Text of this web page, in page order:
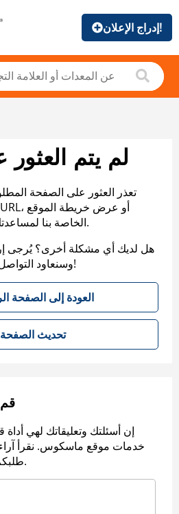
إدراج الإعلان!
لم يتم
تعذر العثور على الصفحة
الخاصة بنا لمساعدتك في العثور على ما تريد.
هل لديك أي مشكلة أخرى؟ يُرجى
وسنعاود التواصل معك. شكرًا على صبرك!
العودة إلى الصفحة
تحديث الصفحة
قم
إن أسئلتك وتعليقاتك لهي
خدمات موقع ماسكوس. نقرأ
طلبكم في أسرع وقت ممكن.